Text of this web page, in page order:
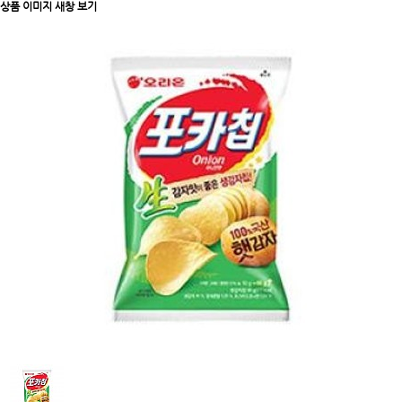
상품 이미지 새창 보기